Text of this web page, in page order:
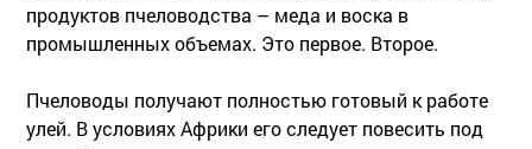
продуктов пчеловодства – меда и воска в
промышленных объемах. Это первое. Второе.
Пчеловоды получают полностью готовый к работе
улей. В условиях Африки его следует повесить под